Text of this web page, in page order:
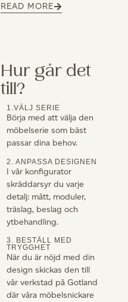
READ MORE
Hur går det
till?
1.VÄLJ SERIE
Börja med att välja den
möbelserie som bäst
passar dina behov.
2. ANPASSA DESIGNEN
I vår konfigurator
skräddarsyr du varje
detalj: mått, moduler,
träslag, beslag och
ytbehandling.
3. BESTÄLL MED
TRYGGHET
När du är nöjd med din
design skickas den till
vår verkstad på Gotland
där våra möbelsnickare